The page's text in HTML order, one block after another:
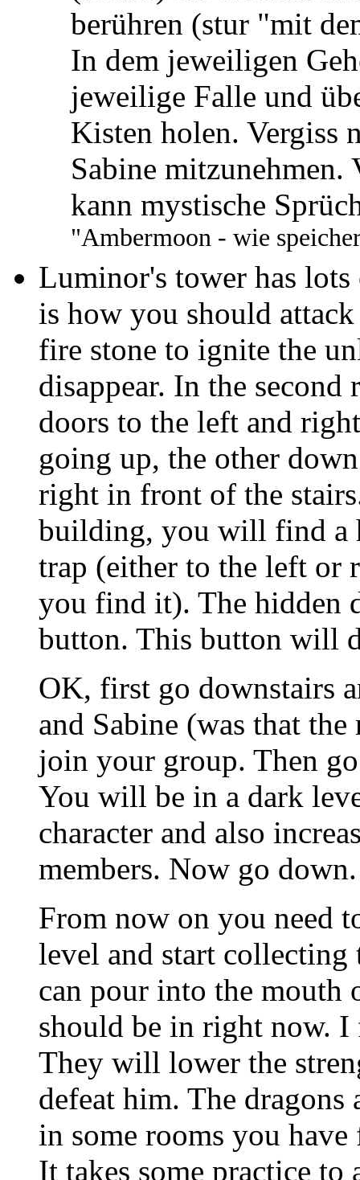
berühren (stur "mit
In dem jeweiligen
jeweilige Falle und
Kisten holen. Vergiss
Sabine
kann mystische
"Ambermoon - wie
Luminor's tower has
is how you should
fire stone to ignite the
disappear. In the
doors to the left and
going up, the other
right in front of the
building, you will find a
trap (either to the left
you find it). The hidden
button. This button will
OK, first go downstairs
and Sabine (was that
join your group. Then
You will be in a dark
character and also
members. Now go down.
From now on you need
level and start collecting
can pour into the mouth
should be in right now.
They will lower the
defeat him. The
in some rooms you
It takes some practice